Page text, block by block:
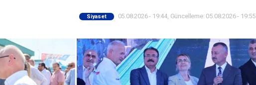
Siyaset 05.08.2026 - 19:44, Güncelleme: 05.08.2026 - 19:55